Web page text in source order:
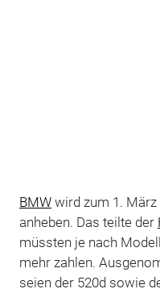
BMWwird zum 1. März
anheben. Das teilte der
müssten je nach
mehr zahlen.
seien der 520d sowie